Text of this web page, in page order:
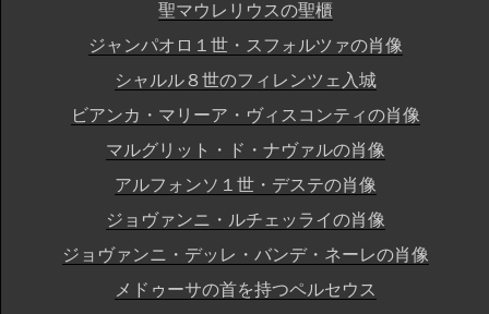
聖マウレリウスの聖櫃
ジャンパオロ１世・スフォルツァの肖像
シャルル８世のフィレンツェ入城
ビアンカ・マリーア・ヴィスコンティの肖像
マルグリット・ド・ナヴァルの肖像
アルフォンソ１世・デステの肖像
ジョヴァンニ・ルチェッライの肖像
ジョヴァンニ・デッレ・バンデ・ネーレの肖像
メドゥーサの首を持つペルセウス